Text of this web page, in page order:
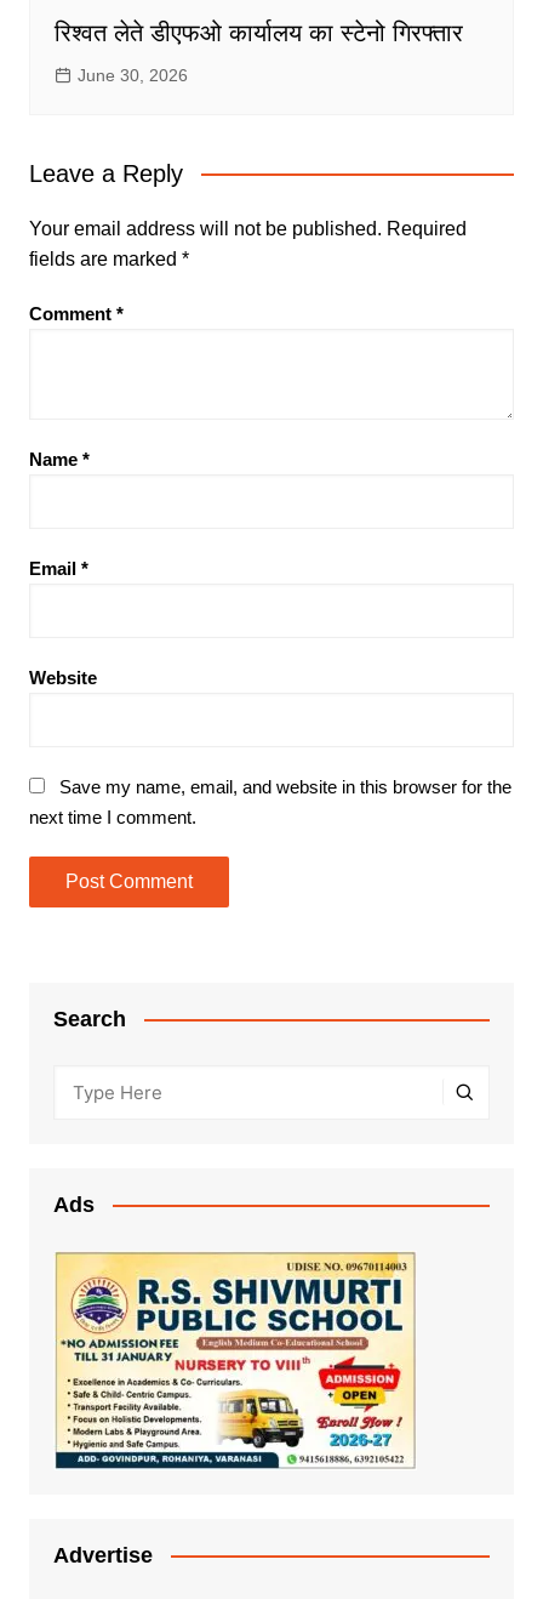
रिश्वत लेते डीएफओ कार्यालय का स्टेनो गिरफ्तार
June 30, 2026
Leave a Reply
Your email address will not be published. Required
fields are marked *
Comment *
Name *
Email *
Website
Save my name, email, and website in this browser for the
next time I comment.
Search
Ads
Advertise